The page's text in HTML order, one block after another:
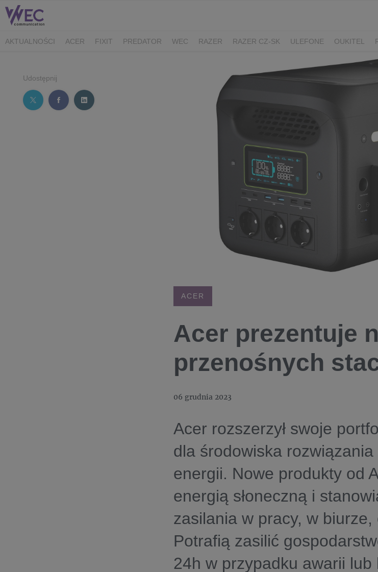
AKTUALNOŚCI ACER FIXIT PREDATOR WEC RAZER RAZER CZ-SK ULEFONE OUKITEL
Udostępnij
ACER
Acer prezentuje
przenośnych
06 grudnia 2023
Acer rozszerzył swoje
dla środowiska
energii. Nowe produkty od
energią słoneczną i
zasilania w pracy, w
Potrafią zasilić
24h w przypadku awarii lub